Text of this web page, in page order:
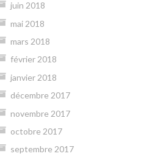
juin 2018
mai 2018
mars 2018
février 2018
janvier 2018
décembre 2017
novembre 2017
octobre 2017
septembre 2017